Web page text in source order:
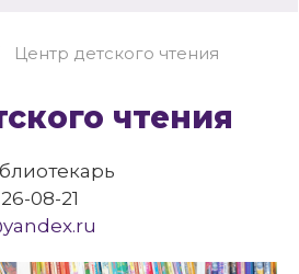
Центр детского чтения
чтения
08-21